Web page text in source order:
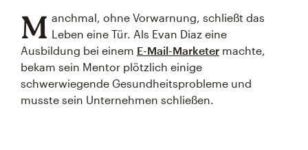
M anchmal, ohne Vorwarnung, schließt das
Leben eine Tür. Als Evan Diaz eine
Ausbildung bei einem E-Mail-Marketer machte,
bekam sein Mentor plötzlich einige
schwerwiegende Gesundheitsprobleme und
musste sein Unternehmen schließen.